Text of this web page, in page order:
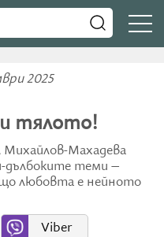
2025
тялото!
Махадева
дълбоките теми –
любовта е нейното
Viber